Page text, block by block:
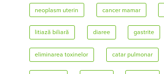
neoplasm uterin cancer mamar
litiază biliară diaree gastrite
eliminarea toxinelor catar pulmonar